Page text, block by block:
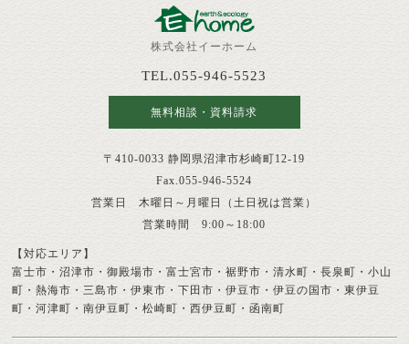
株式会社イーホーム
TEL.055-946-5523
無料相談・資料請求
〒410-0033 静岡県沼津市杉崎町12-19
Fax.055-946-5524
営業日 木曜日～月曜日（土日祝は営業）
営業時間 9:00～18:00
【対応エリア】
富士市・沼津市・御殿場市・富士宮市・裾野市・清水町・長泉町・小山
町・熱海市・三島市・伊東市・下田市・伊豆市・伊豆の国市・東伊豆
町・河津町・南伊豆町・松崎町・西伊豆町・函南町